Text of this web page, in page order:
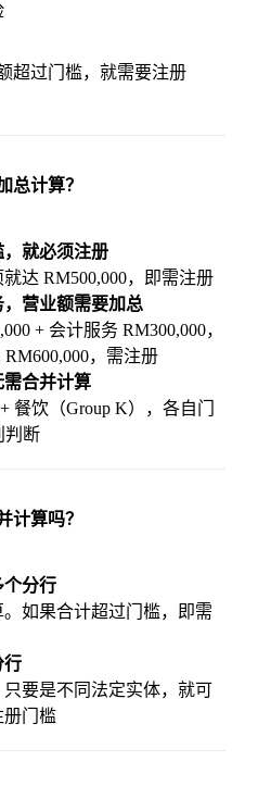
超过门槛，就需要注册
总计算？
，就必须注册
达 RM500,000，即需注册
营业额需要加总
+ 会计服务 RM300,000，
，需注册
合并计算
餐饮（Group K），各自门
判断
计算吗？
个分行
如果合计超过门槛，即需
行
要是不同法定实体，就可
册门槛